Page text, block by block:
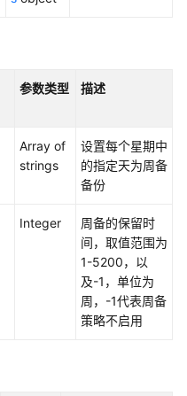
参数类型 描述
Array of
strings
设置每个星期中
的指定天为周备
备份
Integer
周备的保留时
间，取值范围为
1-5200，以
及-1，单位为
周，-1代表周备
策略不启用